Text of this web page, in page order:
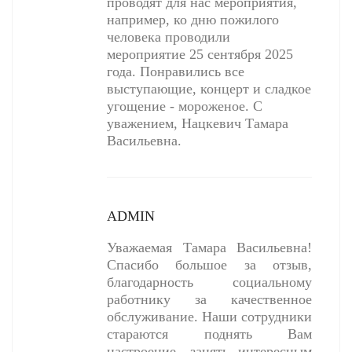
например, ко дню пожилого
человека проводили
мероприятие 25 сентября 2025
года. Понравились все
выступающие, концерт и сладкое
угощение - мороженое. С
уважением, Нацкевич Тамара
Васильевна.
ADMIN
Уважаемая Тамара Васильевна!
Спасибо большое за отзыв,
благодарность социальному
работнику за качественное
обслуживание. Наши сотрудники
стараются поднять Вам